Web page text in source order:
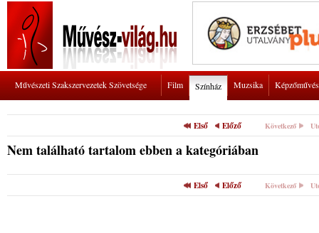
Művészeti Szakszervezetek Szövetsége Film Színház Muzsika
Első Előző Következő
Nem található tartalom ebben a kategóriában
Első Előző Következő